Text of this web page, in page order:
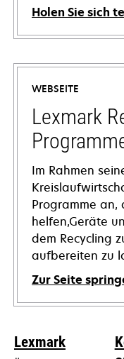
Holen Sie sich
wird
in
neuen
Registerkarte
geöffnet
WEBSEITE
Lexmark
Im Rahmen
Programme
helfen,Geräte
dem Recycling
aufbereiten zu
Zur Seite
Lexmark